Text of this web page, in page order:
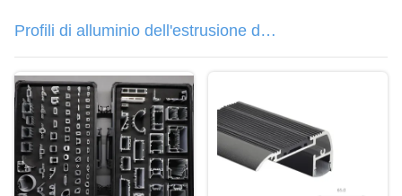
Profili di alluminio dell'estrusione del
LED